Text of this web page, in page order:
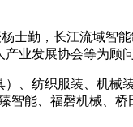
士勤，长江流域智
业发展协会等为顾问
、纺织服装、机械
能、福磬机械、